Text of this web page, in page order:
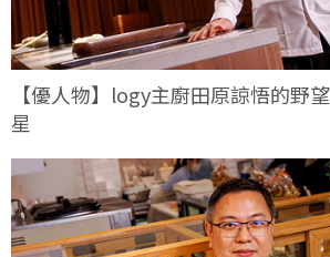
【優人物】logy主廚田原諒悟的野
星